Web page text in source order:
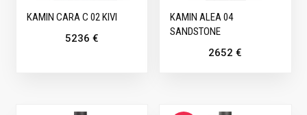
KAMIN CARA C 02 KIVI
5236 €
KAMIN ALEA 04
SANDSTONE
2652€